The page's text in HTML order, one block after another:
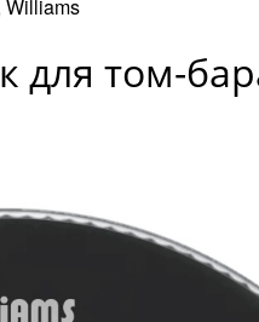
Williams
для том-